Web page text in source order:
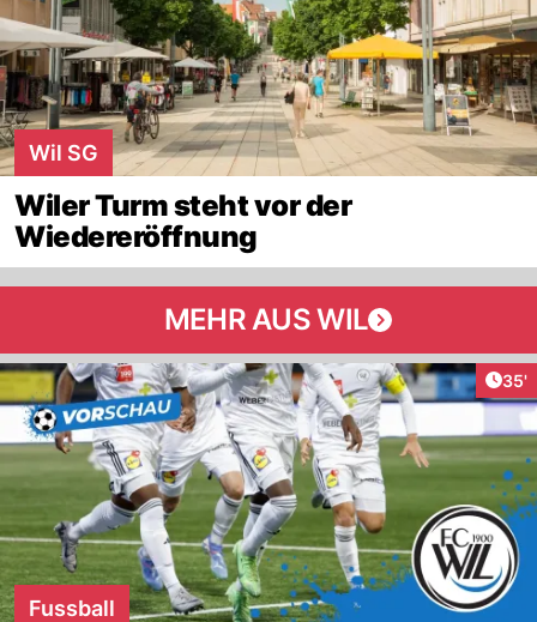
Wil SG
Wiler Turm steht vor der
Wiedereröffnung
MEHR AUS WIL
35'
Fussball